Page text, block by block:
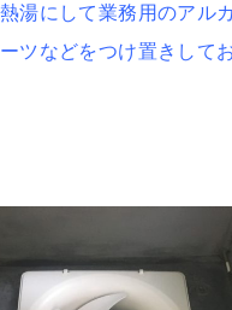
湯にして業務用のアル
ツなどをつけ置きして